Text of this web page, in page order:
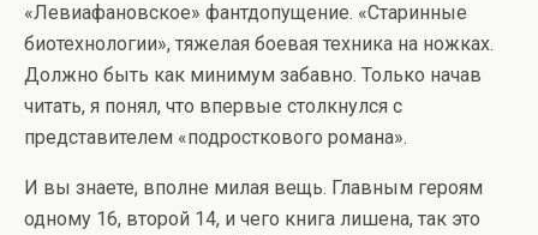
«Левиафановское» фантдопущение. «Старинные
биотехнологии», тяжелая боевая техника на ножках.
Должно быть как минимум забавно. Только начав
читать, я понял, что впервые столкнулся с
представителем «подросткового романа».
И вы знаете, вполне милая вещь. Главным героям
одному 16, второй 14, и чего книга лишена, так это